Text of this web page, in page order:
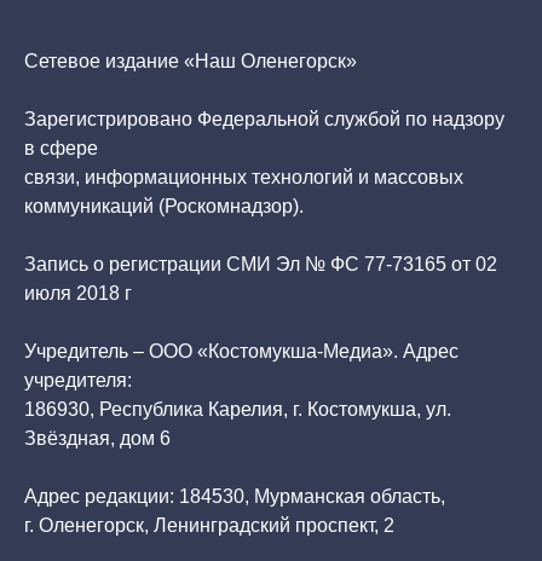
Сетевое издание «Наш Оленегорск»
Зарегистрировано Федеральной службой по надзору
в сфере
связи, информационных технологий и массовых
коммуникаций (Роскомнадзор).
Запись о регистрации СМИ Эл № ФС 77-73165 от 02
июля 2018 г
Учредитель – ООО «Костомукша-Медиа». Адрес
учредителя:
186930, Республика Карелия, г. Костомукша, ул.
Звёздная, дом 6
Адрес редакции: 184530, Мурманская область,
г. Оленегорск, Ленинградский проспект, 2